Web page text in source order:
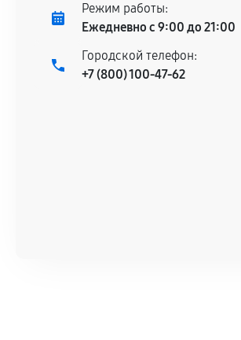
Режим работы:
Ежедневно с 9:00 до 21:00
Городской телефон:
+7 (800) 100-47-62